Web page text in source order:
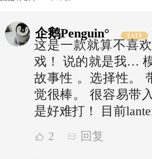
企鹅Penguin° Lv13
这是一款就算不喜
戏！ 说的就是我…
故事性 。选择性。
觉很棒。 很容易带
是好难打！ 目前
2 回复